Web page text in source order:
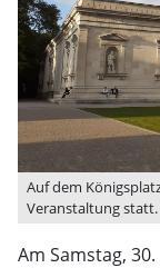
Auf dem
Veranstaltung
Am Samstag,